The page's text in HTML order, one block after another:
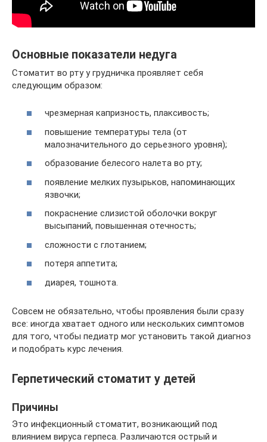
Основные показатели недуга
Стоматит во рту у грудничка проявляет себя
следующим образом:
чрезмерная капризность, плаксивость;
повышение температуры тела (от
малозначительного до серьезного уровня);
образование белесого налета во рту;
появление мелких пузырьков, напоминающих
язвочки;
покраснение слизистой оболочки вокруг
высыпаний, повышенная отечность;
сложности с глотанием;
потеря аппетита;
диарея, тошнота.
Совсем не обязательно, чтобы проявления были сразу
все: иногда хватает одного или нескольких симптомов
для того, чтобы педиатр мог установить такой диагноз
и подобрать курс лечения.
Герпетический стоматит у детей
Причины
Это инфекционный стоматит, возникающий под
влиянием вируса герпеса. Различаются острый и